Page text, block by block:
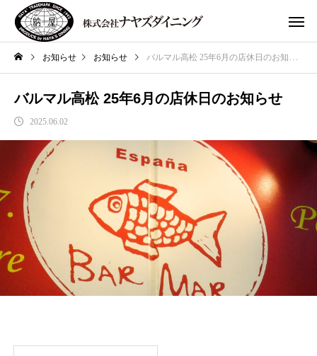
お知らせ お知らせ バルマル高松 25年6月の店休日のお知らせ
バルマル高松 25年6月の店休日のお知らせ
2025.06.02